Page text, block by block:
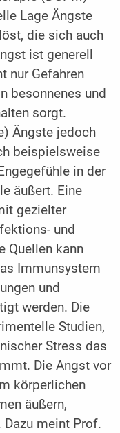
Lage Ängste
die sich auch
ist generell
nur Gefahren
besonnenes und
sorgt.
Ängste jedoch
beispielsweise
in der
äußert. Eine
gezielter
und
Quellen kann
Immunsystem
und
werden. Die
Studien,
Stress das
Die Angst vor
körperlichen
äußern,
meint Prof.